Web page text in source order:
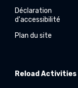
Déclaration
d'accessibilité
Plan du site
Reload Activities